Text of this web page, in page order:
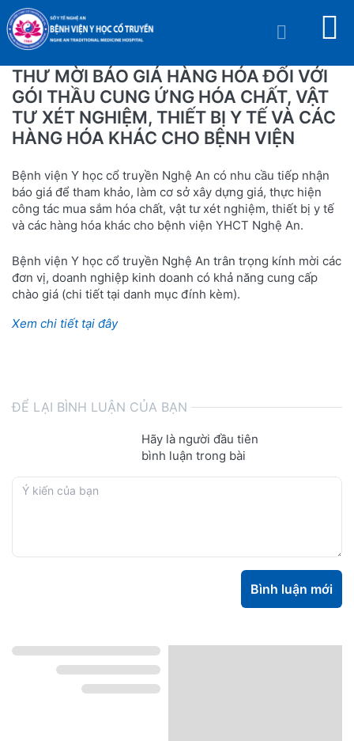
THƯ MỜI BÁO GIÁ HÀNG HÓA ĐỐI VỚI
GÓI THẦU CUNG ỨNG HÓA CHẤT, VẬT
TƯ XÉT NGHIỆM, THIẾT BỊ Y TẾ VÀ CÁC
HÀNG HÓA KHÁC CHO BỆNH VIỆN
Bệnh viện Y học cổ truyền Nghệ An có nhu cầu tiếp nhận
báo giá để tham khảo, làm cơ sở xây dựng giá, thực hiện
công tác mua sắm hóa chất, vật tư xét nghiệm, thiết bị y tế
và các hàng hóa khác cho bệnh viện YHCT Nghệ An.
Bệnh viện Y học cổ truyền Nghệ An trân trọng kính mời các
đơn vị, doanh nghiệp kinh doanh có khả năng cung cấp
chào giá (chi tiết tại danh mục đính kèm).
Xem chi tiết tại đây
ĐỂ LẠI BÌNH LUẬN CỦA BẠN
Hãy là người đầu tiên
bình luận trong bài
Bình luận mới